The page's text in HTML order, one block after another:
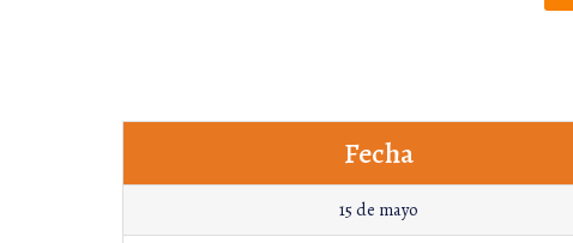
Fecha
15 de mayo